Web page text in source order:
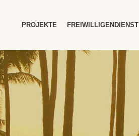
PROJEKTE FREIWILLIGENDIENST